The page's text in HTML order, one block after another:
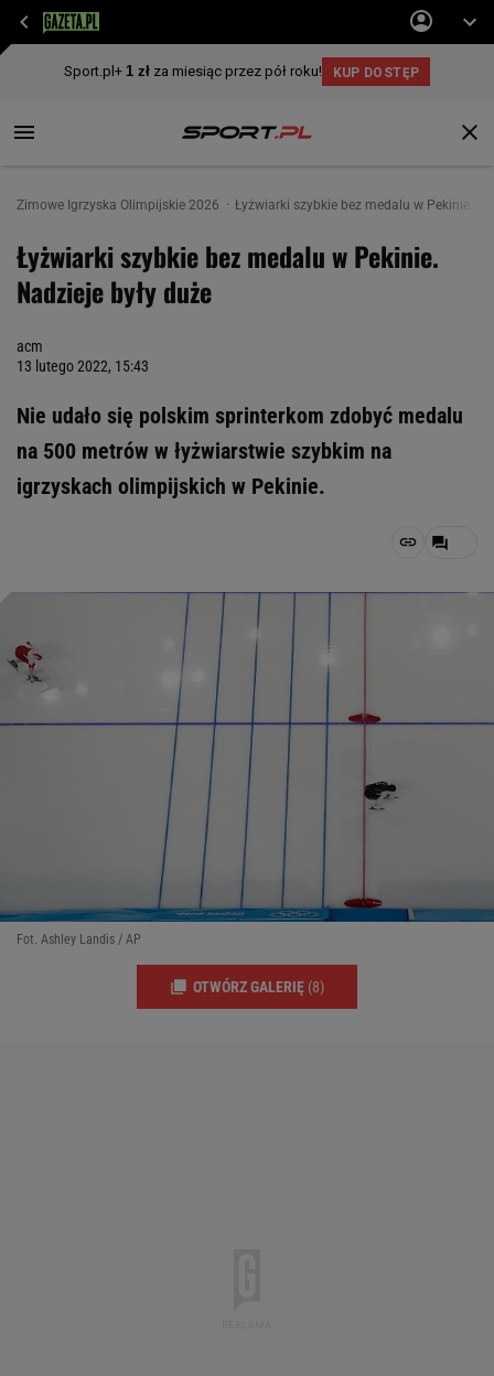
Zimowe Igrzyska Olimpijskie 2026 Łyżwiarki szybkie bez medalu w Pekinie.
Łyżwiarki szybkie bez medalu w Pekinie.
Nadzieje były duże
acm
13 lutego 2022, 15:43
Nie udało się polskim sprinterkom zdobyć medalu
na 500 metrów w łyżwiarstwie szybkim na
igrzyskach olimpijskich w Pekinie.
Fot. Ashley Landis / AP
OTWÓRZ GALERIĘ (8)